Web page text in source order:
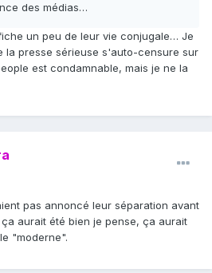
des médias…
un peu de leur vie conjugale… Je
la presse sérieuse s'auto-censure sur
est condamnable, mais je ne la
pas annoncé leur séparation avant
aurait été bien je pense, ça aurait
"moderne".